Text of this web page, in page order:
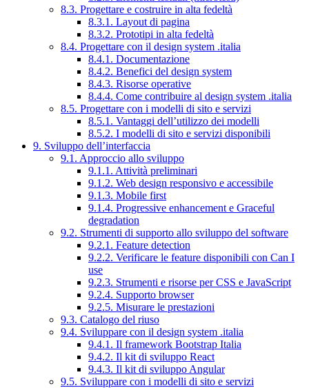
8.3. Progettare e costruire in alta fedeltà
8.3.1. Layout di pagina
8.3.2. Prototipi in alta fedeltà
8.4. Progettare con il design system .italia
8.4.1. Documentazione
8.4.2. Benefici del design system
8.4.3. Risorse operative
8.4.4. Come contribuire al design system .italia
8.5. Progettare con i modelli di sito e servizi
8.5.1. Vantaggi dell’utilizzo dei modelli
8.5.2. I modelli di sito e servizi disponibili
9. Sviluppo dell’interfaccia
9.1. Approccio allo sviluppo
9.1.1. Attività preliminari
9.1.2. Web design responsivo e accessibile
9.1.3. Mobile first
9.1.4. Progressive enhancement e Graceful
degradation
9.2. Strumenti di supporto allo sviluppo del software
9.2.1. Feature detection
9.2.2. Verificare le feature disponibili con Can I
use
9.2.3. Strumenti e risorse per CSS e JavaScript
9.2.4. Supporto browser
9.2.5. Misurare le prestazioni
9.3. Catalogo del riuso
9.4. Sviluppare con il design system .italia
9.4.1. Il framework Bootstrap Italia
9.4.2. Il kit di sviluppo React
9.4.3. Il kit di sviluppo Angular
9.5. Sviluppare con i modelli di sito e servizi